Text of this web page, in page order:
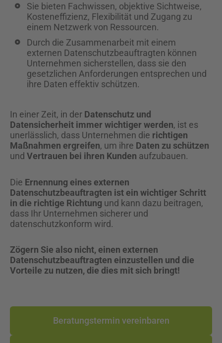
Sie bieten Fachwissen, objektive Sichtweise,
Kosteneffizienz, Flexibilität und Zugang zu
einem Netzwerk von Ressourcen.
Durch die Zusammenarbeit mit einem
externen Datenschutzbeauftragten können
Unternehmen sicherstellen, dass sie den
gesetzlichen Anforderungen entsprechen und
ihre Daten effektiv schützen.
In einer Zeit, in der Datenschutz und
Datensicherheit immer wichtiger werden, ist es
unerlässlich, dass Unternehmen die richtigen
Maßnahmen ergreifen, um ihre Daten zu schützen
und Vertrauen bei ihren Kunden aufzubauen.
Die Ernennung eines externen
Datenschutzbeauftragten ist ein wichtiger Schritt
in die richtige Richtung und kann dazu beitragen,
dass Ihr Unternehmen sicherer und
datenschutzkonform wird.
Zögern Sie also nicht, einen externen
Datenschutzbeauftragten einzustellen und die
Vorteile zu nutzen, die dies mit sich bringt!
Beratungstermin vereinbaren